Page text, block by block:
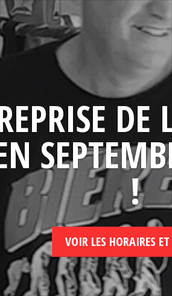
DE
!
VOIR LES HORAIRES